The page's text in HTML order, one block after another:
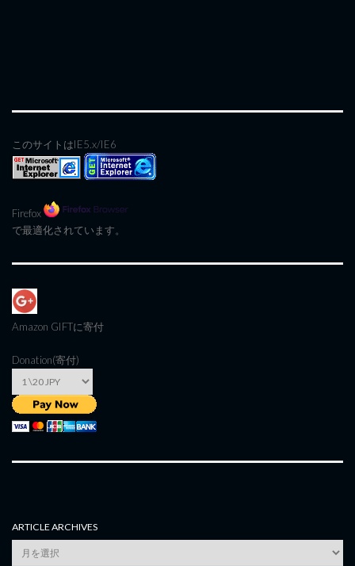
このサイトはIE5.x/IE6
Firefox
で最適化されています。
Amazon GIFTに寄付
Donation(寄付)
ARTICLE ARCHIVES
Article